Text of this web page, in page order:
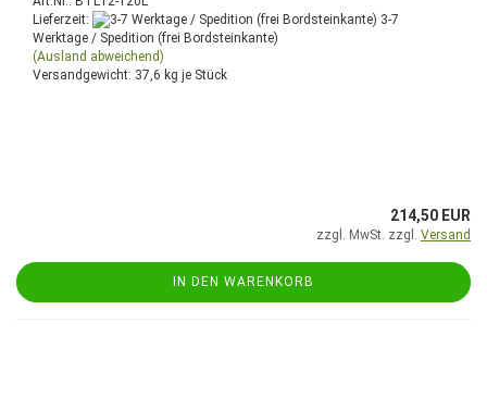
Lieferzeit:
3-7
Werktage / Spedition (frei Bordsteinkante)
(Ausland abweichend)
Versandgewicht: 37,6 kg je Stück
214,50 EUR
zzgl. MwSt. zzgl. Versand
IN DEN WARENKORB